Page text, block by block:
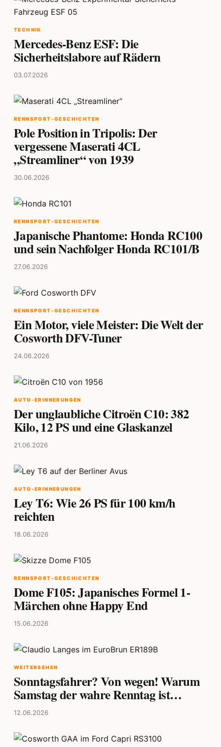
TECHNIK
Mercedes-Benz ESF: Die
Sicherheitslabore auf Rädern
03.07.2026
RENNSPORT-GESCHICHTEN
Pole Position in Tripolis: Der
vergessene Maserati 4CL
„Streamliner“ von 1939
30.06.2026
RENNSPORT-GESCHICHTEN
Japanische Phantome: Honda RC100
und sein Nachfolger Honda RC101/B
27.06.2026
RENNSPORT-GESCHICHTEN
Ein Motor, viele Meister: Die Welt der
Cosworth DFV-Tuner
24.06.2026
AUTO-ERINNERUNGEN
Der unglaubliche Citroën C10: 382
Kilo, 12 PS und eine Glaskanzel
21.06.2026
AUTO-ERINNERUNGEN
Ley T6: Wie 26 PS für 100 km/h
reichten
18.06.2026
RENNSPORT-GESCHICHTEN
Dome F105: Japanisches Formel 1-
Märchen ohne Happy End
15.06.2026
WEITERSEHEN
Sonntagsfahrer? Von wegen! Warum
Samstag der wahre Renntag ist…
12.06.2026